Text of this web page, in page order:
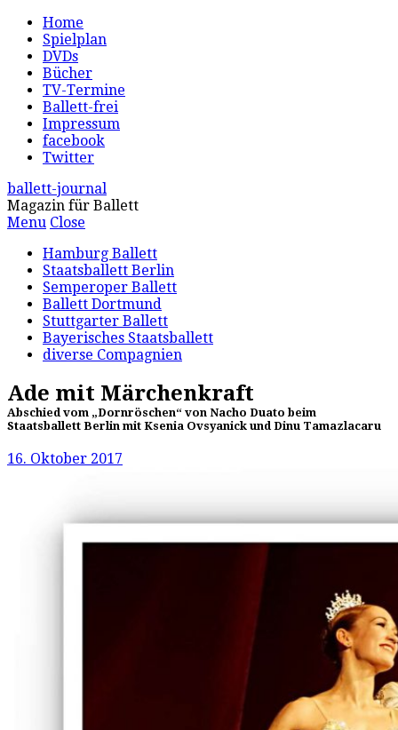
Home
Spielplan
DVDs
Bücher
TV-Termine
Ballett-frei
Impressum
facebook
Twitter
ballett-journal
Magazin für Ballett
Menu Close
Hamburg Ballett
Staatsballett Berlin
Semperoper Ballett
Ballett Dortmund
Stuttgarter Ballett
Bayerisches Staatsballett
diverse Compagnien
Ade mit Märchenkraft
Abschied vom „Dornröschen“ von Nacho Duato beim
Staatsballett Berlin mit Ksenia Ovsyanick und Dinu Tamazlacaru
16. Oktober 2017